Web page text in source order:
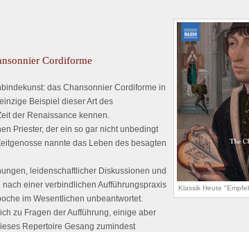
Klassik Heute
Cordiforme
das Chansonnier Cordiforme in
Beispiel dieser Art des
der Renaissance kennen.
Priester, der ein so gar nicht unbedingt
nannte das Leben des besagten
leidenschaftlicher Diskussionen und
einer verbindlichen Aufführungspraxis
im Wesentlichen unbeantwortet.
zu Fragen der Aufführung, einige aber
Repertoire Gesang zumindest